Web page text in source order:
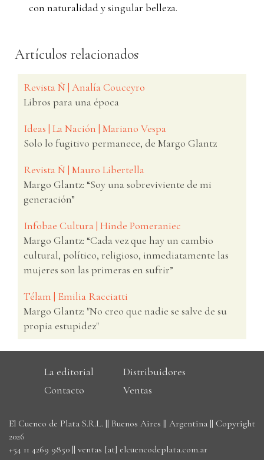
con naturalidad y singular belleza.
Artículos relacionados
Revista Ñ | Analía Couceyro
Libros para una época
Ideas | La Nación | Mariano Vespa
Solo lo fugitivo permanece, de Margo Glantz
Revista Ñ | Mauro Libertella
Margo Glantz: “Soy una sobreviviente de mi
generación”
Infobae Cultura | Hinde Pomeraniec
Margo Glantz: “Cada vez que hay un cambio
cultural, político, religioso, inmediatamente las
mujeres son las primeras en sufrir”
Télam | Emilia Racciatti
Margo Glantz: "No creo que nadie se salve de su
propia estupidez"
La editorial
Distribuidores
Contacto
Ventas
El Cuenco de Plata S.R.L. || Buenos Aires || Argentina || Copyright
2026
+54 11 4269 9850 || ventas [at] elcuencodeplata.com.ar